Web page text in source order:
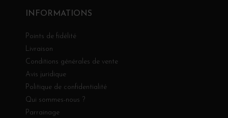
INFORMATIONS
Points de fidélité
Livraison
Conditions générales de vente
Avis juridique
Politique de confidentialité
Qui sommes-nous ?
Parrainage